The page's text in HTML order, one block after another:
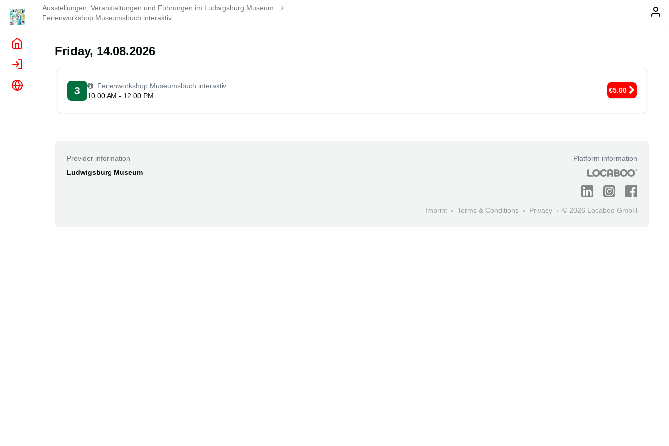
Language
Ausstellungen, Veranstaltungen und Führungen im Ludwigsburg Museum
Ferienworkshop Museumsbuch interaktiv
Friday, 14.08.2026
3
Ferienworkshop Museumsbuch interaktiv
10:00 AM - 12:00 PM
€5.00
Provider information
Ludwigsburg Museum
Platform information
Imprint Terms & Conditions Privacy © 2026 Locaboo GmbH